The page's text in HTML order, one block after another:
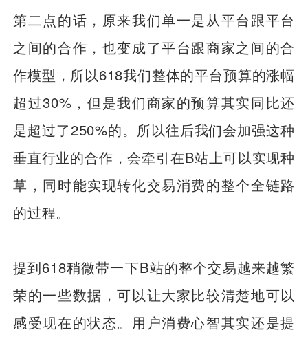
第二点的话，原来我们单一是从平台跟平台
之间的合作，也变成了平台跟商家之间的合
作模型，所以618我们整体的平台预算的涨幅
超过30%，但是我们商家的预算其实同比还
是超过了250%的。所以往后我们会加强这种
垂直行业的合作，会牵引在B站上可以实现种
草，同时能实现转化交易消费的整个全链路
的过程。
提到618稍微带一下B站的整个交易越来越繁
荣的一些数据，可以让大家比较清楚地可以
感受现在的状态。用户消费心智其实还是提